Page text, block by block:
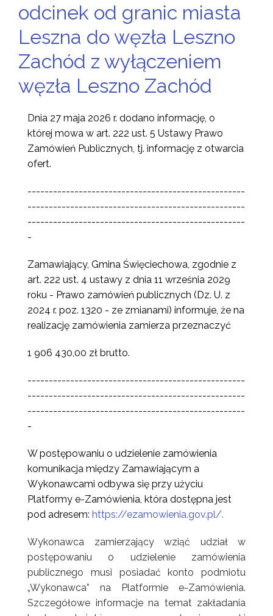
odcinek od granic miasta
Leszna do węzła Leszno
Zachód z wyłączeniem
węzła Leszno Zachód
Dnia 27 maja 2026 r. dodano informację, o
której mowa w art. 222 ust. 5 Ustawy Prawo
Zamówień Publicznych, tj. informację z otwarcia
ofert.
---------------------------------------------------
---------------------------------------------------
---------------------------------------------------
-
Zamawiający, Gmina Święciechowa, zgodnie z
art. 222 ust. 4 ustawy z dnia 11 września 2029
roku - Prawo zamówień publicznych (Dz. U. z
2024 r. poz. 1320 - ze zmianami) informuje, że na
realizację zamówienia zamierza przeznaczyć
1 906 430,00 zł brutto.
---------------------------------------------------
---------------------------------------------------
---------------------------------------------------
-
W postępowaniu o udzielenie zamówienia
komunikacja między Zamawiającym a
Wykonawcami odbywa się przy użyciu
Platformy e-Zamówienia, która dostępna jest
pod adresem: https://ezamowienia.gov.pl/.
Wykonawca zamierzający wziąć udział w
postępowaniu o udzielenie zamówienia
publicznego musi posiadać konto podmiotu
„Wykonawca” na Platformie e-Zamówienia.
Szczegółowe informacje na temat zakładania